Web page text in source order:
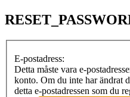
E-postadress:
Detta måste vara e-
konto. Om du inte har ändrat
detta e-postadressen som du